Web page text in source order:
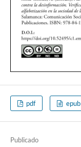
pdf epub
Publicado